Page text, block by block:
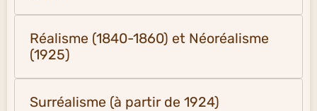
Réalisme (1840-1860) et Néoréalisme
(1925)
Surréalisme (à partir de 1924)